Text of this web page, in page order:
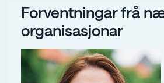
Forventningar frå
organisasjonar